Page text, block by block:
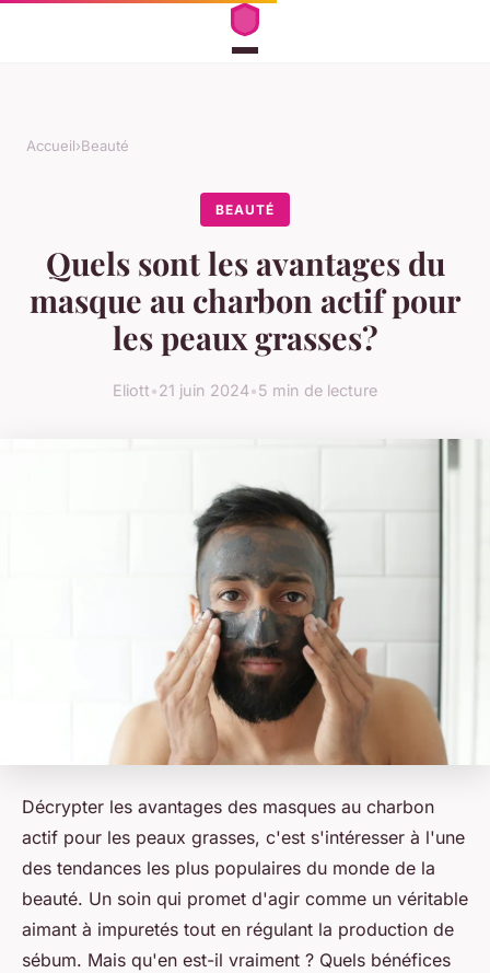
Accueil›Beauté
BEAUTÉ
Quels sont les avantages du
masque au charbon actif pour
les peaux grasses?
Eliott•21 juin 2024•5 min de lecture
Décrypter les avantages des masques au charbon
actif pour les peaux grasses, c'est s'intéresser à l'une
des tendances les plus populaires du monde de la
beauté. Un soin qui promet d'agir comme un véritable
aimant à impuretés tout en régulant la production de
sébum. Mais qu'en est-il vraiment ? Quels bénéfices